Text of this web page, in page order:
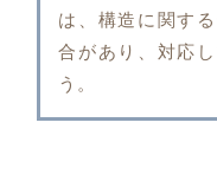
は、構造に関す
合があり、対応
う。